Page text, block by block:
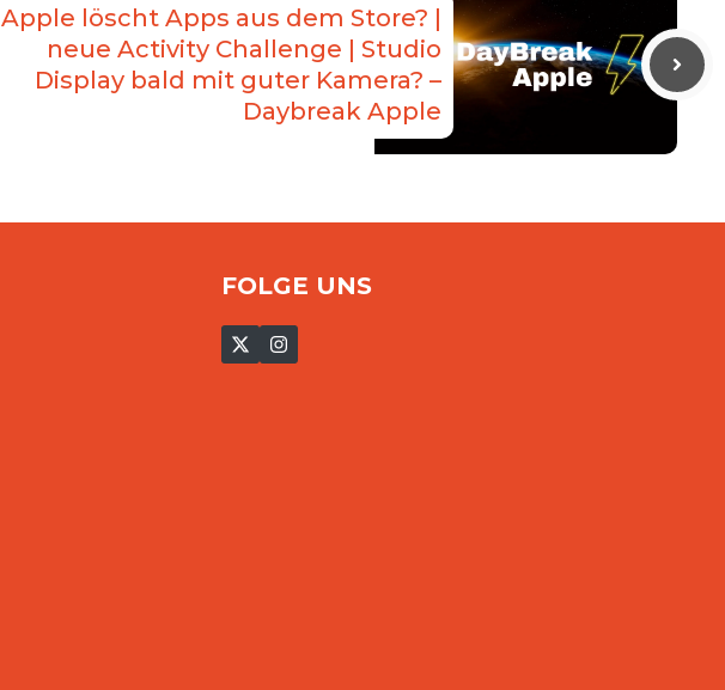
Apple löscht Apps aus dem Store? |
neue Activity Challenge | Studio
Display bald mit guter Kamera? –
Daybreak Apple
FOLGE UNS